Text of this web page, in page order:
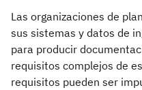
Las organizaciones de
sus sistemas y datos de
para producir
requisitos complejos de
requisitos pueden ser